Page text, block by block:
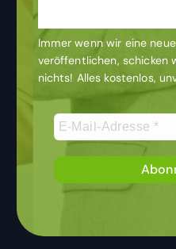
Laufenden
Immer wenn wir eine
veröffentlichen, schicken
nichts! Alles kostenlos,